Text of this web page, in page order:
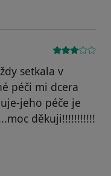
setkala v
péči mi dcera
jeho péče je
děkuji!!!!!!!!!!!
účet byl odstraněn